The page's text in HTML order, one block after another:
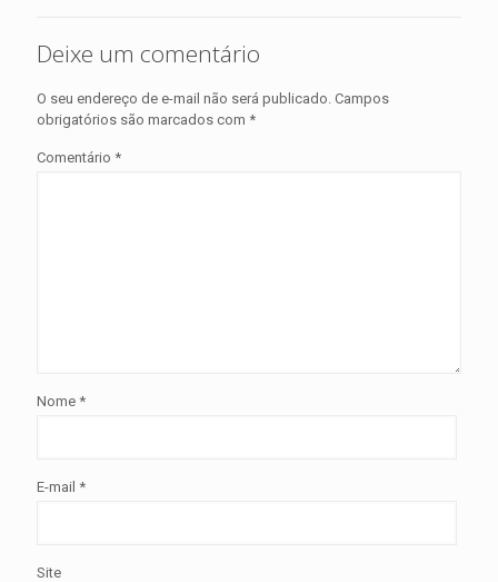
Deixe um comentário
O seu endereço de e-mail não será publicado. Campos
obrigatórios são marcados com *
Comentário *
Nome *
E-mail *
Site